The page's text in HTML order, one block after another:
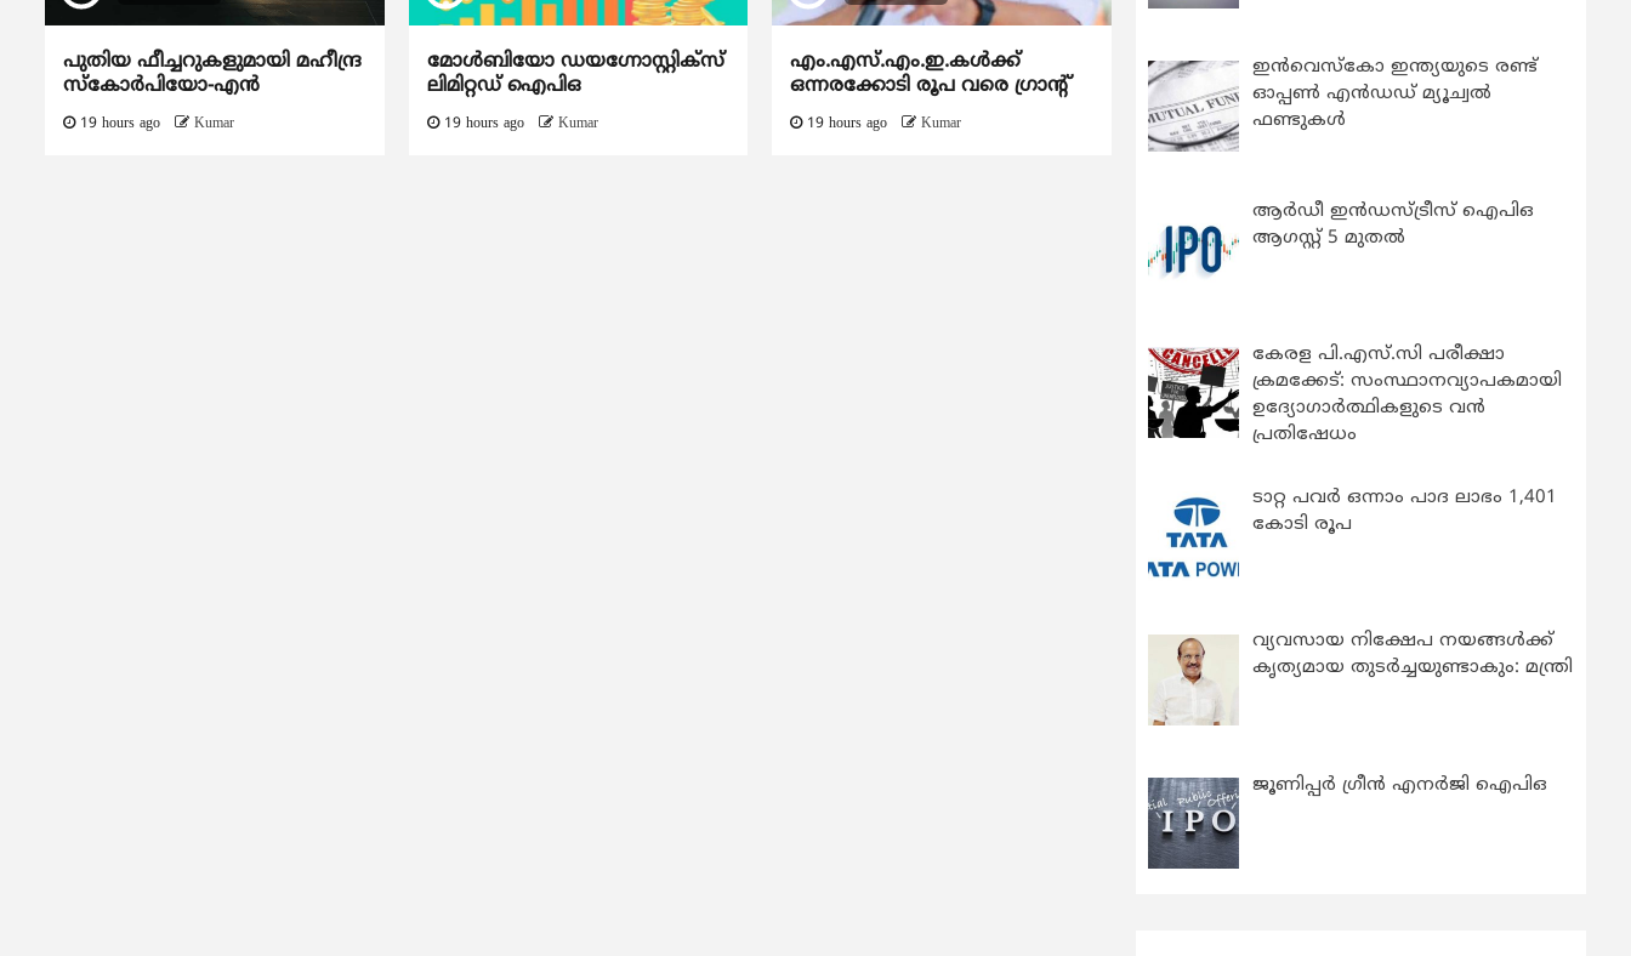
പുതിയ ഫീച്ചറുകളുമായി മഹീന്ദ്ര
സ്കോർപിയോ-എൻ
19 hours ago Kumar
മോൾബിയോ ഡയഗ്നോസ്റ്റിക്സ്
ലിമിറ്റഡ് ഐപിഒ
19 hours ago Kumar
എം.എസ്.എം.ഇ.കൾക്ക്
ഒന്നരക്കോടി രൂപ വരെ ഗ്രാന്റ്
19 hours ago Kumar
ഇന്‍വെസ്കോ ഇന്ത്യയുടെ രണ്ട്
ഓപ്പണ്‍ എന്‍ഡഡ് മ്യൂച്വല്‍
ഫണ്ടുകള്‍
ആർഡീ ഇൻഡസ്ട്രീസ് ഐപിഒ
ആഗസ്റ്റ് 5 മുതൽ
കേരള പി.എസ്.സി പരീക്ഷാ
ക്രമക്കേട്: സംസ്ഥാനവ്യാപകമായി
ഉദ്യോഗാര്‍ത്ഥികളുടെ വന്‍
പ്രതിഷേധം
ടാറ്റ പവർ ഒന്നാം പാദ ലാഭം 1,401
കോടി രൂപ
വ്യവസായ നിക്ഷേപ നയങ്ങള്‍ക്ക്
കൃത്യമായ തുടര്‍ച്ചയുണ്ടാകും: മന്ത്രി
ജൂണിപ്പർ ഗ്രീൻ എനർജി ഐപിഒ